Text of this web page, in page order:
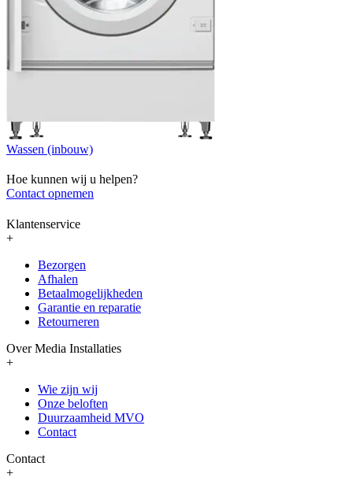
Wassen (inbouw)
Hoe kunnen wij u helpen?
Contact opnemen
Klantenservice
+
Bezorgen
Afhalen
Betaalmogelijkheden
Garantie en reparatie
Retourneren
Over Media Installaties
+
Wie zijn wij
Onze beloften
Duurzaamheid MVO
Contact
Contact
+